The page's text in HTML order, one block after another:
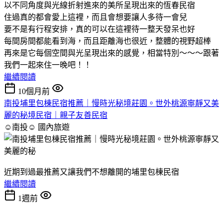
以不同角度與光線折射進來的美所呈現出來的恆春民宿
住過真的都會愛上這裡，而且會想要讓人多待一會兒
要不是有行程安排，真的可以在這裡待一整天發呆也好
每間房間都能看到海，而且距離海也很近，整體的視野超棒
再來是它每個空間與光呈現出來的感覺，相當特別～～～跟著
我們一起來住一晚吧！！
繼續閱讀
10個月前
南投埔里包棟民宿推薦｜慢時光秘境莊園。世外桃源寧靜又美
麗的秘境民宿｜親子友善民宿
☺南投☺ 國內旅遊
近期到過最推薦又讓我們不想離開的埔里包棟民宿
繼續閱讀
1週前